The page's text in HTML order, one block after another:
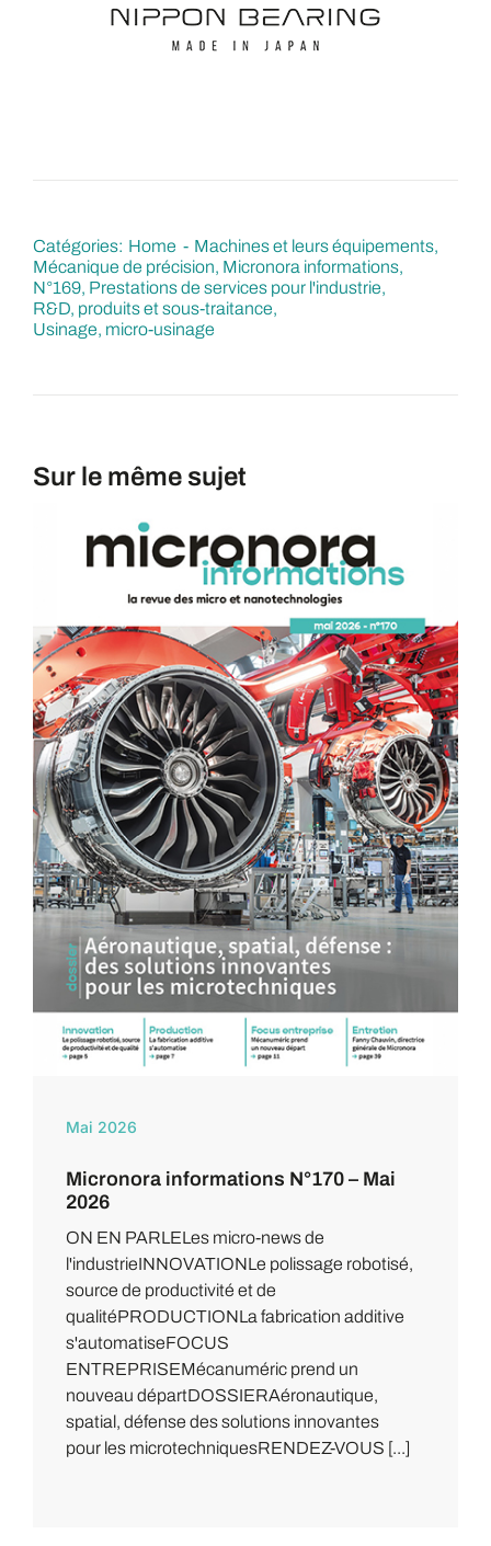
Catégories: Home
Machines et leurs équipements
Mécanique de précision Micronora informations
N°169 Prestations de services pour l'industrie
R&D, produits et sous-traitance
Usinage, micro-usinage
Sur le même sujet
Mai 2026
Micronora informations N°170 – Mai
2026
ON EN PARLELes micro-news de
l'industrieINNOVATIONLe polissage robotisé,
source de productivité et de
qualitéPRODUCTIONLa fabrication additive
s'automatiseFOCUS
ENTREPRISEMécanuméric prend un
nouveau départDOSSIERAéronautique,
spatial, défense des solutions innovantes
pour les microtechniquesRENDEZ-VOUS [...]